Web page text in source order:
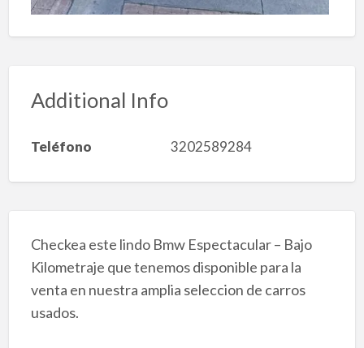
Additional Info
Teléfono 3202589284
Checkea este lindo Bmw Espectacular – Bajo
Kilometraje que tenemos disponible para la
venta en nuestra amplia seleccion de carros
usados.